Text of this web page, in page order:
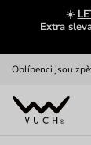
☀️
Extra
Výměna a vrácení
Nech se inspirovat